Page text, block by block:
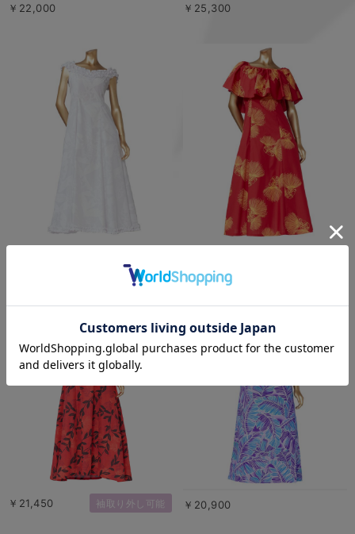
￥22,000 ￥25,300
￥21,450 袖取り外し可能 ￥20,900